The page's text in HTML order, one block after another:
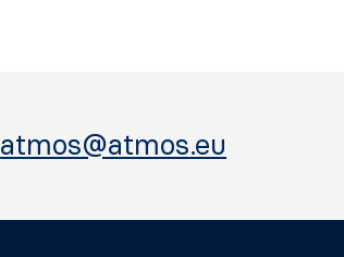
atmos@atmos.eu